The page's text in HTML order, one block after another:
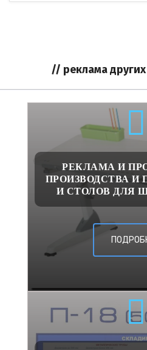
// реклама
РЕКЛАМА И
ПРОИЗВОДСТВА И
И СТОЛОВ ДЛЯ